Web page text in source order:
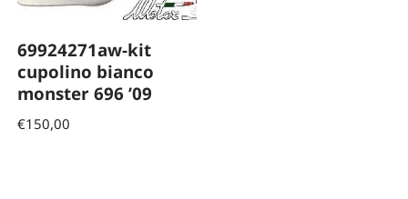
69924271aw-kit
cupolino bianco
monster 696 ’09
€150,00